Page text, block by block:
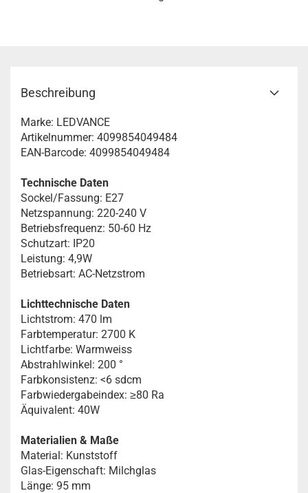
Beschreibung
Marke: LEDVANCE
Artikelnummer: 4099854049484
EAN-Barcode: 4099854049484
Technische Daten
Sockel/Fassung: E27
Netzspannung: 220-240 V
Betriebsfrequenz: 50-60 Hz
Schutzart: IP20
Leistung: 4,9W
Betriebsart: AC-Netzstrom
Lichttechnische Daten
Lichtstrom: 470 lm
Farbtemperatur: 2700 K
Lichtfarbe: Warmweiss
Abstrahlwinkel: 200 °
Farbkonsistenz: <6 sdcm
Farbwiedergabeindex: ≥80 Ra
Äquivalent: 40W
Materialien & Maße
Material: Kunststoff
Glas-Eigenschaft: Milchglas
Länge: 95 mm